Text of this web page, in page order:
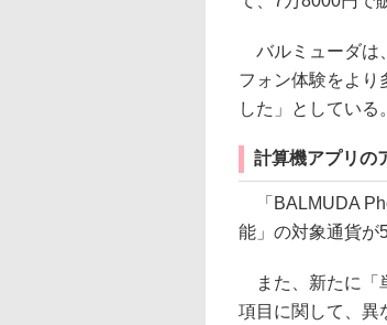
バルミューダは
フォン体験をより
した」としている。
計算機アプリの
「BALMUDA
能」の対象通貨が
また、新たに「
項目に関して、異